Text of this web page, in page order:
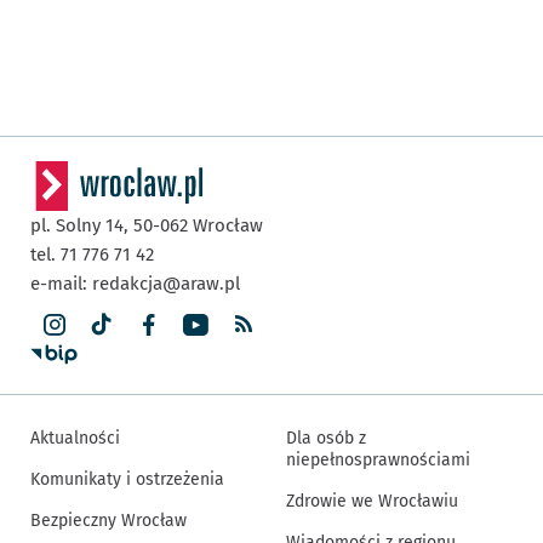
pl. Solny 14, 50-062 Wrocław
tel. 71 776 71 42
e-mail: redakcja@araw.pl
Aktualności
Komunikaty i ostrzeżenia
Bezpieczny Wrocław
Dla osób z
niepełnosprawnościami
Zdrowie we Wrocławiu